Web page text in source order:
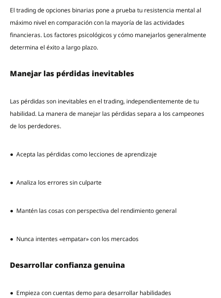
El trading de opciones binarias pone a prueba tu resistencia mental al
máximo nivel en comparación con la mayoría de las actividades
financieras. Los factores psicológicos y cómo manejarlos generalmente
determina el éxito a largo plazo.
Manejar las pérdidas inevitables
Las pérdidas son inevitables en el trading, independientemente de tu
habilidad. La manera de manejar las pérdidas separa a los campeones
de los perdedores.
● Acepta las pérdidas como lecciones de aprendizaje
● Analiza los errores sin culparte
● Mantén las cosas con perspectiva del rendimiento general
● Nunca intentes «empatar» con los mercados
Desarrollar confianza genuina
● Empieza con cuentas demo para desarrollar habilidades